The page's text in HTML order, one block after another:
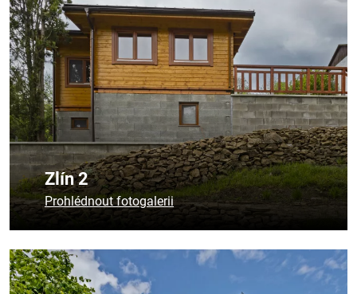
Zlín 2
Prohlédnout fotogalerii